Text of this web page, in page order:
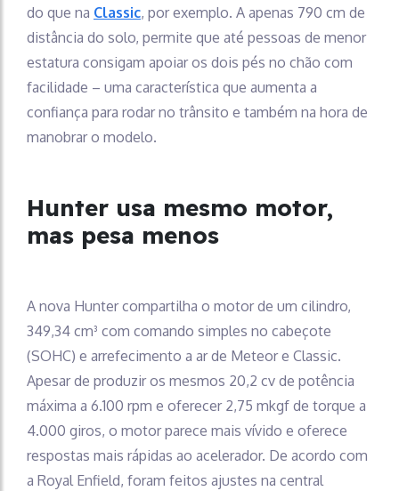
do que na Classic, por exemplo. A apenas 790 cm de
distância do solo, permite que até pessoas de menor
estatura consigam apoiar os dois pés no chão com
facilidade – uma característica que aumenta a
confiança para rodar no trânsito e também na hora de
manobrar o modelo.
Hunter usa mesmo motor,
mas pesa menos
A nova Hunter compartilha o motor de um cilindro,
349,34 cm³ com comando simples no cabeçote
(SOHC) e arrefecimento a ar de Meteor e Classic.
Apesar de produzir os mesmos 20,2 cv de potência
máxima a 6.100 rpm e oferecer 2,75 mkgf de torque a
4.000 giros, o motor parece mais vívido e oferece
respostas mais rápidas ao acelerador. De acordo com
a Royal Enfield, foram feitos ajustes na central